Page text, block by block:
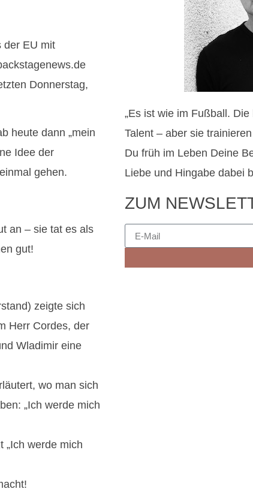
der EU mit
Donnerstag,
heute dann „mein
Idee der
gehen.
an – sie tat es als
gut!
zeigte sich
Herr Cordes, der
Wladimir eine
wo man sich
„Ich werde mich
„Ich werde mich
„Es ist wie im Fußball.
Talent – aber sie
Du früh im Leben Deine
Liebe und Hingabe dabei
ZUM